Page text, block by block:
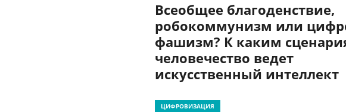
Всеобщее благоденствие,
робокоммунизм или
фашизм? К каким
человечество ведет
искусственный интеллект
ЦИФРОВИЗАЦИЯ